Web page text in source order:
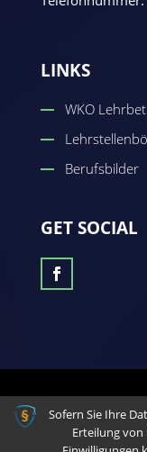
LINKS
WKO
Berufsbilder
GET SOCIAL
© 2026 - Eine Seite
Sofern Sie Ihre
Erteilung